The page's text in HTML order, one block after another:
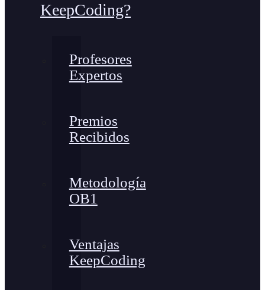
KeepCoding?
Profesores
Expertos
Premios
Recibidos
Metodología
OB1
Ventajas
KeepCoding